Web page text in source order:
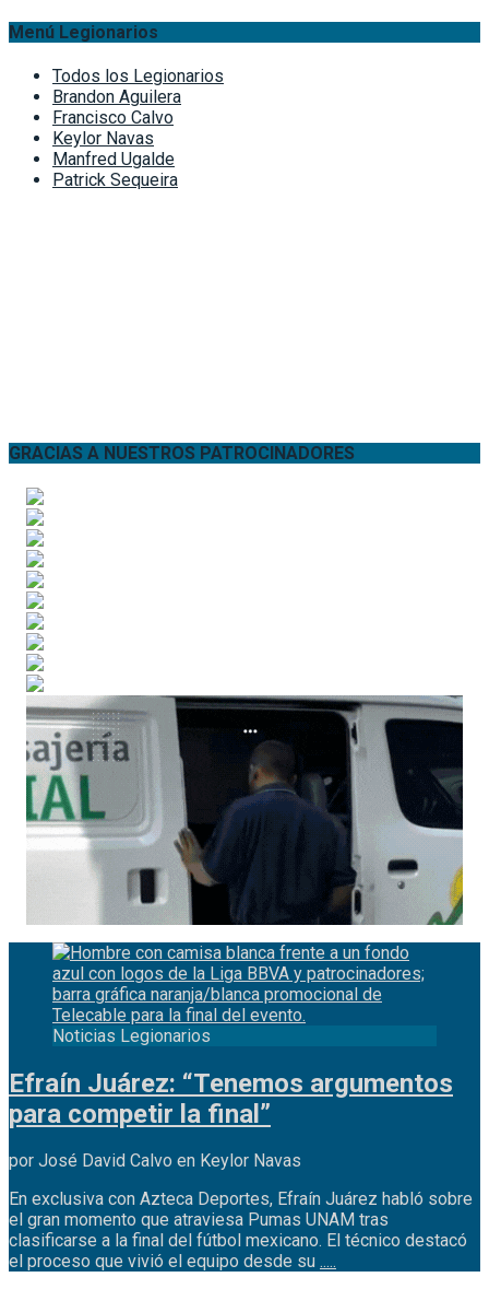
Menú Legionarios
Todos los Legionarios
Brandon Aguilera
Francisco Calvo
Keylor Navas
Manfred Ugalde
Patrick Sequeira
GRACIAS A NUESTROS PATROCINADORES
Noticias Legionarios
Efraín Juárez: “Tenemos argumentos
para competir la final”
por José David Calvo en Keylor Navas
En exclusiva con Azteca Deportes, Efraín Juárez habló sobre
el gran momento que atraviesa Pumas UNAM tras
clasificarse a la final del fútbol mexicano. El técnico destacó
el proceso que vivió el equipo desde su .....